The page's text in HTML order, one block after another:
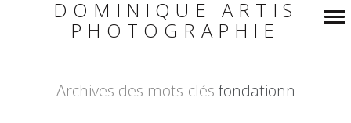
Navigation
DOMINIQUE ARTIS
PHOTOGRAPHIE
Archives des mots-clés fondationn